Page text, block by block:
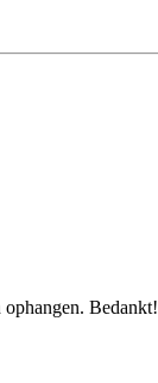
Bedankt!